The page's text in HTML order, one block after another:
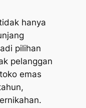
hanya
pilihan
pelanggan
emas